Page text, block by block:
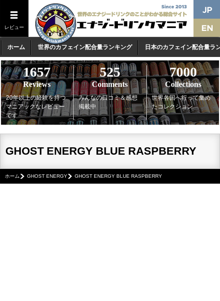
レビュー
ホーム 世界のカフェイン配合量ランキング 日本のカフェイン配合量ラ
1657
Reviews
20年以上の経験を持つ
マニアックなレビュー
です
525
Comments
みんなの口コミ＆感想
掲載中
7000
Collections
世界各国へ行って集め
たコレクション
GHOST ENERGY BLUE RASPBERRY
ホーム GHOST ENERGY GHOST ENERGY BLUE RASPBERRY